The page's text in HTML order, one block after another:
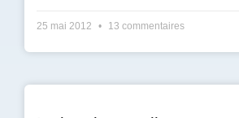
25 mai 2012 13 commentaires